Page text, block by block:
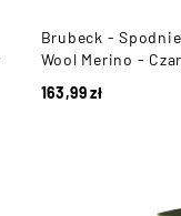
Brubeck -
Wool Merino -
163,99zł